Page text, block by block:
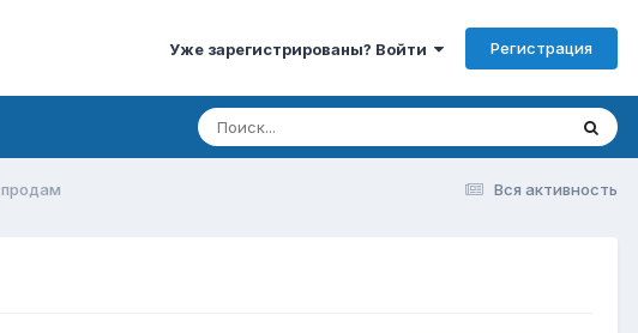
Уже зарегистрированы? Войти Регистрация
Вся активность
продам